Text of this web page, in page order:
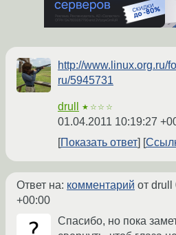
http://www.linux.org.ru/
ru/5945731
drull ★☆☆☆
01.04.2011 10:19:27
Показать ответ
Ответ на: комментарий от drull
+00:00
Спасибо, но пока